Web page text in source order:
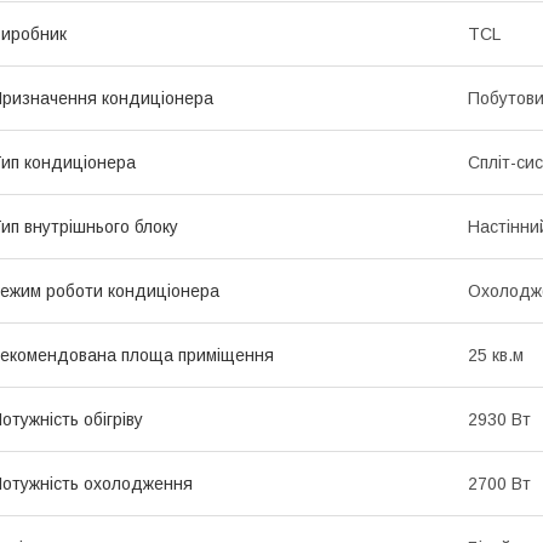
TCL
кондиціонера
кондиціонера Спліт-
внутрішнього блоку
роботи кондиціонера
площа приміщення 25 кв.м
обігріву 2930 Вт
охолодження 2700 Вт